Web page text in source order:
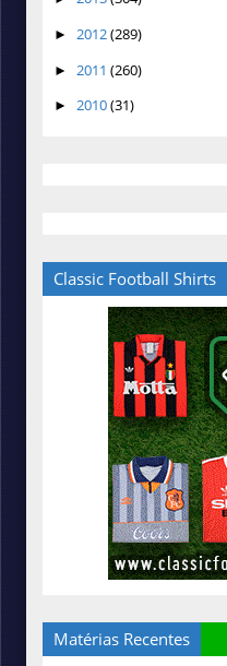
► 2012(289)
► 2011 (260)
► 2010(31)
Classic Football Shirts
Matérias Recentes